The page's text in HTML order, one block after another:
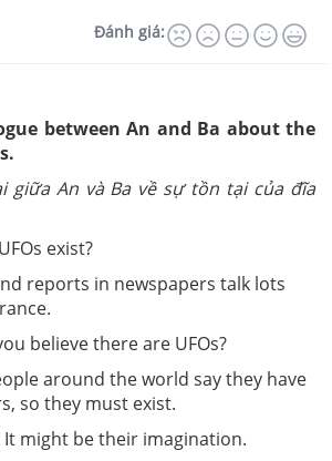
Đánh giá:
between An and Ba about the
giữa An và Ba về sự tồn tại của đĩa
exist?
reports in newspapers talk lots
believe there are UFOs?
around the world say they have
so they must exist.
It might be their imagination.